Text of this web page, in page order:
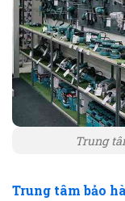
Trung
Trung tâm bảo